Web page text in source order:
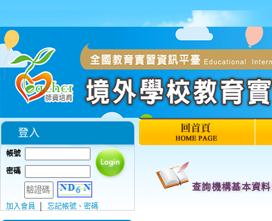
帳號
密碼
加入會員 忘記帳號、密碼